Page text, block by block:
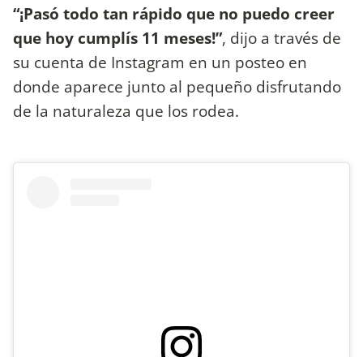
“¡Pasó todo tan rápido que no puedo creer
que hoy cumplís 11 meses!”, dijo a través de
su cuenta de Instagram en un posteo en
donde aparece junto al pequeño disfrutando
de la naturaleza que los rodea.